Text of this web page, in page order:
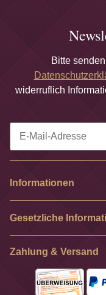
Bitte
widerruflich
Informationen
Gesetzliche
Zahlung & Versand